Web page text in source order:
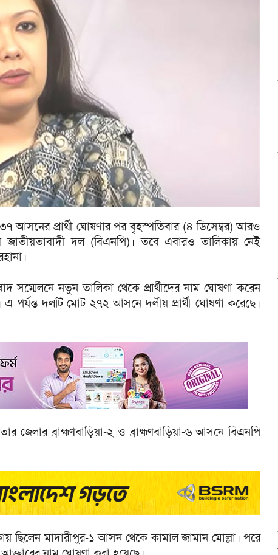
আসনের প্রার্থী ঘোষণার পর বৃহস্পতিবার (৪ ডিসেম্বর) আরও
দল (বিএনপি)। তবে এবারও তালিকায় নেই
সম্মেলনে নতুন তালিকা থেকে প্রার্থীদের নাম ঘোষণা করেন
পর্যন্ত দলটি মোট ২৭২ আসনে দলীয় প্রার্থী ঘোষণা করেছে।
জেলার ব্রাহ্মণবাড়িয়া-২ ও ব্রাহ্মণবাড়িয়া-৬ আসনে বিএনপি
ছিলেন মাদারীপুর-১ আসন থেকে কামাল জামান মোল্লা। পরে